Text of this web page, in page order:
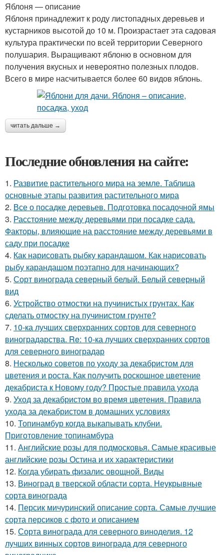
Яблоня — описание
Яблоня принадлежит к роду листопадных деревьев и
кустарников высотой до 10 м. Произрастает эта садовая
культура практически по всей территории Северного
полушария. Выращивают яблоню в основном для
получения вкусных и невероятно полезных плодов.
Всего в мире насчитывается более 60 видов яблонь.
читать дальше →
Последние обновления на сайте:
1. Развитие растительного мира на земле. Таблица
основные этапы развития растительного мира
2. Все о посадке деревьев. Подготовка посадочной ямы
3. Расстояние между деревьями при посадке сада.
Факторы, влияющие на расстояние между деревьями в
саду при посадке
4. Как нарисовать рыбку карандашом. Как нарисовать
рыбу карандашом поэтапно для начинающих?
5. Сорт винограда северный белый. Белый северный
вид
6. Устройство отмостки на пучинистых грунтах. Как
сделать отмостку на пучинистом грунте?
7. 10-ка лучших сверхранних сортов для северного
виноградарства. Re: 10-ка лучших сверхранних сортов
для северного виноградар
8. Несколько советов по уходу за декабристом для
цветения и роста. Как получить роскошное цветение
декабриста к Новому году? Простые правила ухода
9. Уход за декабристом во время цветения. Правила
ухода за декабристом в домашних условиях
10. Топинамбур когда выкапывать клубни.
Приготовление топинамбура
11. Английские розы для подмосковья. Самые красивые
английские розы Остина и их характеристики
12. Когда убирать физалис овощной. Виды
13. Виноград в тверской области сорта. Неукрывные
сорта винограда
14. Персик мичуринский описание сорта. Самые лучшие
сорта персиков с фото и описанием
15. Сорта винограда для северного виноделия. 12
лучших винных сортов винограда для северного